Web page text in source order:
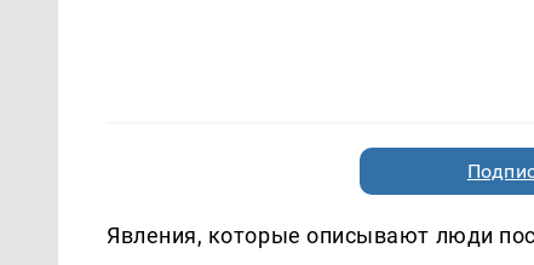
Явления, которые описывают люди